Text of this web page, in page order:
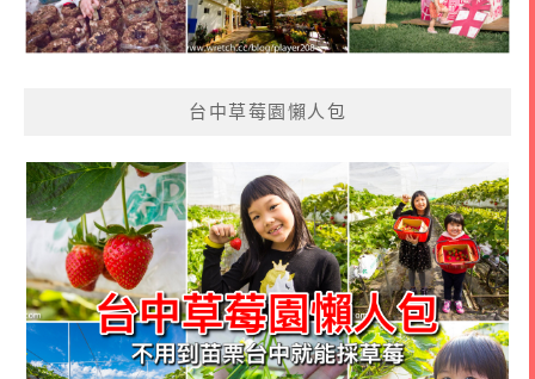
台中草莓園懶人包